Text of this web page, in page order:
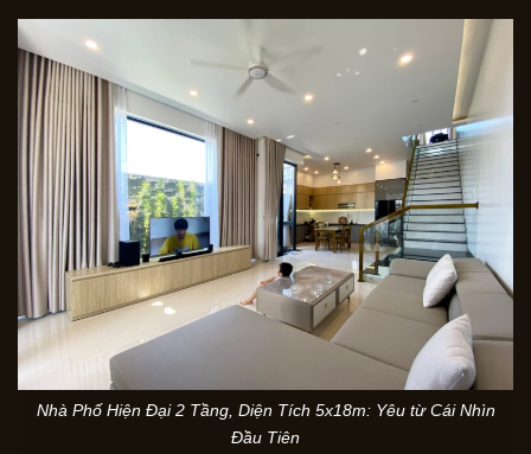
Nhà Phố Hiện Đại 2 Tầng, Diện Tích 5x18m: Yêu từ Cái Nhìn
Đầu Tiên